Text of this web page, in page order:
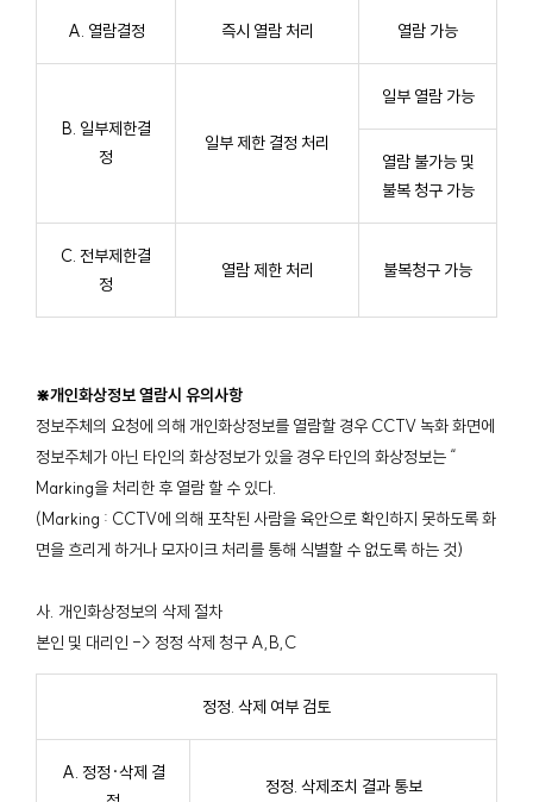
A. 열람결정 즉시 열람 처리 열람 가능
B. 일부제한결
정
일부 제한 결정 처리
일부 열람 가능
열람 불가능 및
불복 청구 가능
C. 전부제한결
정
열람 제한 처리 불복청구 가능
⋇개인화상정보 열람시 유의사항
정보주체의 요청에 의해 개인화상정보를 열람할 경우 CCTV 녹화 화면에
정보주체가 아닌 타인의 화상정보가 있을 경우 타인의 화상정보는 “
Marking을 처리한 후 열람 할 수 있다.
(Marking : CCTV에 의해 포착된 사람을 육안으로 확인하지 못하도록 화
면을 흐리게 하거나 모자이크 처리를 통해 식별할 수 없도록 하는 것)
사. 개인화상정보의 삭제 절차
본인 및 대리인 -> 정정 삭제 청구 A,B,C
정정. 삭제 여부 검토
A. 정정·삭제 결
정정. 삭제조치 결과 통보